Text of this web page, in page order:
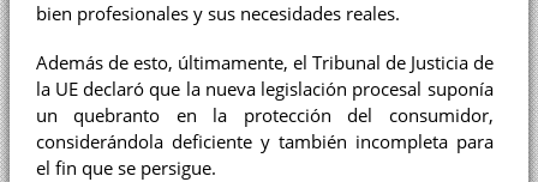
bien profesionales y sus necesidades reales.
Además de esto, últimamente, el Tribunal de Justicia de
la UE declaró que la nueva legislación procesal suponía
un quebranto en la protección del consumidor,
considerándola deficiente y también incompleta para
el fin que se persigue.